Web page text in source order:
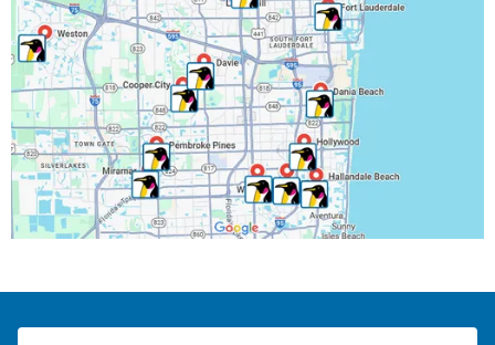
North Lauderdale, FL
Oakland Park, FL
Parkland, FL
Pembroke Park, FL
Pembroke Pines, FL